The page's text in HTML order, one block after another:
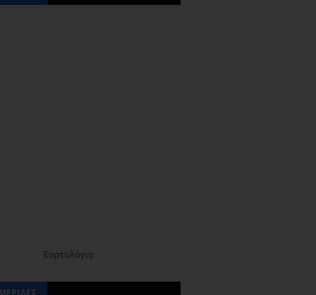
Εορτολόγιο